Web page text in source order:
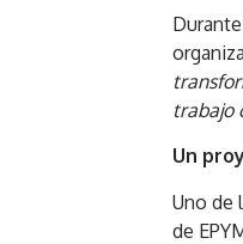
trabajo
Un
Uno de
de